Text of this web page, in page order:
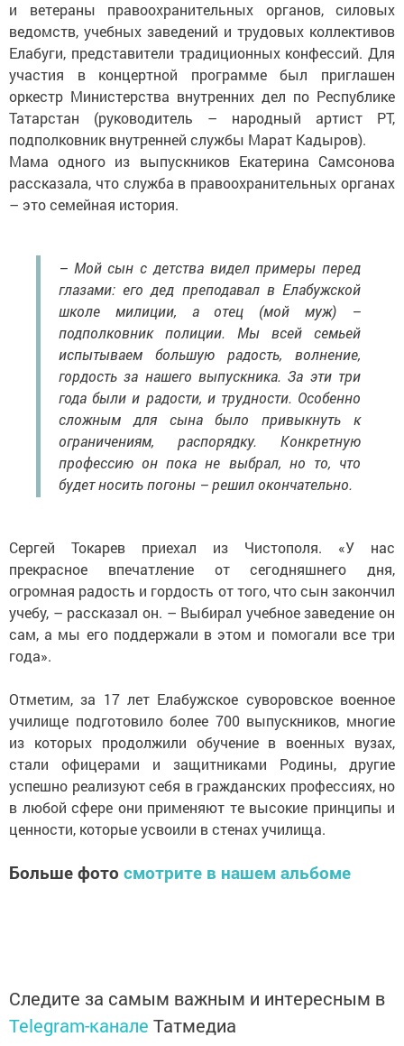
и ветераны правоохранительных органов, силовых
ведомств, учебных заведений и трудовых коллективов
Елабуги, представители традиционных конфессий. Для
участия в концертной программе был приглашен
оркестр Министерства внутренних дел по Республике
Татарстан (руководитель – народный артист РТ,
подполковник внутренней службы Марат Кадыров).
Мама одного из выпускников Екатерина Самсонова
рассказала, что служба в правоохранительных органах
– это семейная история.
– Мой сын с детства видел примеры перед
глазами: его дед преподавал в Елабужской
школе милиции, а отец (мой муж) –
подполковник полиции. Мы всей семьей
испытываем большую радость, волнение,
гордость за нашего выпускника. За эти три
года были и радости, и трудности. Особенно
сложным для сына было привыкнуть к
ограничениям, распорядку. Конкретную
профессию он пока не выбрал, но то, что
будет носить погоны – решил окончательно.
Сергей Токарев приехал из Чистополя. «У нас
прекрасное впечатление от сегодняшнего дня,
огромная радость и гордость от того, что сын закончил
учебу, – рассказал он. – Выбирал учебное заведение он
сам, а мы его поддержали в этом и помогали все три
года».
Отметим, за 17 лет Елабужское суворовское военное
училище подготовило более 700 выпускников, многие
из которых продолжили обучение в военных вузах,
стали офицерами и защитниками Родины, другие
успешно реализуют себя в гражданских профессиях, но
в любой сфере они применяют те высокие принципы и
ценности, которые усвоили в стенах училища.
Больше фото смотрите в нашем альбоме
Следите за самым важным и интересным в
Telegram-канале Татмедиа